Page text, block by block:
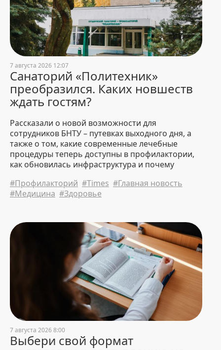
Бухарского государственного
технического университета в
БНТУ
27 July 2026 19:34 888
В БНТУ зачислили
абитуриентов-бюджетников по
результатам внутренних
испытаний
27 July 2026 14:38
Девушки в инженерной
профессии: Екатерина Корсак
24 July 2026 21:32 2424
Стипендии Президента
назначены студентам и
выпускникам БНТУ
Профилактика и адаптация на
23 July 2026 13:57 1007
В БНТУ прошло открытое
заседание по зачислению
абитуриентов-бюджетников на
основе результатов ЦЭ/ЦТ
22 July 2026 21:59
7 августа 2026 12:07
Санаторий «Политехник»
преобразился. Каких новшеств
ждать гостям?
Рассказали о новой возможности для
сотрудников БНТУ – путевках выходного дня, а
также о том, какие современные лечебные
процедуры теперь доступны в профилактории,
как обновилась инфраструктура и почему
планом на лето.
#Профилакторий #Times #Главная новость
#Медицина #Здоровье
7 августа 2026 8:00
Выбери свой формат